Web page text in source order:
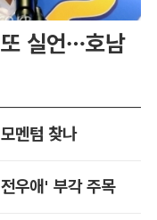
실언…호남
멘텀 찾나
우애' 부각 주목